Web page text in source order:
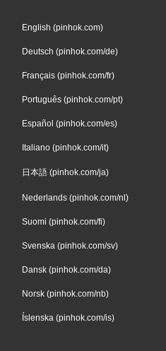
English (pinhok.com)
Deutsch (pinhok.com/de)
Français (pinhok.com/fr)
Português (pinhok.com/pt)
Español (pinhok.com/es)
Italiano (pinhok.com/it)
日本語 (pinhok.com/ja)
Nederlands (pinhok.com/nl)
Suomi (pinhok.com/fi)
Svenska (pinhok.com/sv)
Dansk (pinhok.com/da)
Norsk (pinhok.com/nb)
Íslenska (pinhok.com/is)